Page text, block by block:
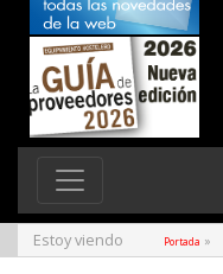
Estoy viendo Portada »